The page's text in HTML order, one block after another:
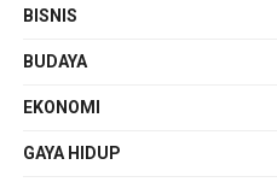
BISNIS
BUDAYA
EKONOMI
GAYA HIDUP